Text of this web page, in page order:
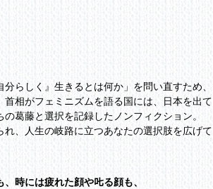
らしく』生きるとは何か」を問い直すため、
相がフェミニズムを語る国には、日本を出
葛藤と選択を記録したノンフィクション。
、人生の岐路に立つあなたの選択肢を広げ
時には疲れた顔や𠮟る顔も、